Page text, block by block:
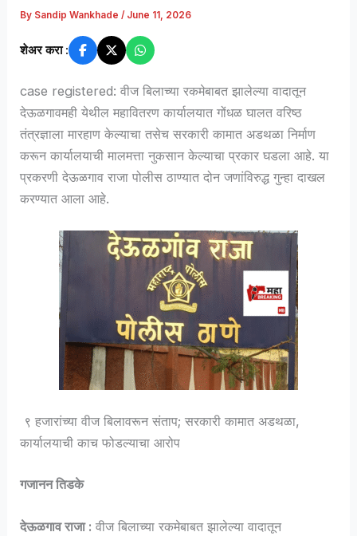
By Sandip Wankhade/ June 11, 2026
शेअर करा :
case registered: वीज बिलाच्या रकमेबाबत झालेल्या वादातून
देऊळगावमही येथील महावितरण कार्यालयात गोंधळ घालत वरिष्ठ
तंत्रज्ञाला मारहाण केल्याचा तसेच सरकारी कामात अडथळा निर्माण
करून कार्यालयाची मालमत्ता नुकसान केल्याचा प्रकार घडला आहे. या
प्रकरणी देऊळगाव राजा पोलीस ठाण्यात दोन जणांविरुद्ध गुन्हा दाखल
करण्यात आला आहे.
९ हजारांच्या वीज बिलावरून संताप; सरकारी कामात अडथळा,
कार्यालयाची काच फोडल्याचा आरोप
गजानन तिडके
देऊळगाव राजा : वीज बिलाच्या रकमेबाबत झालेल्या वादातून